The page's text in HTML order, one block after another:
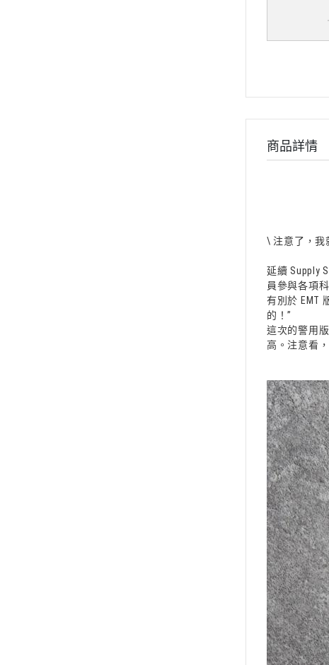
商品詳情
\ 注意了，我
延續 Supply
員參與各項
有別於 EMT
的！”
這次的警用
高。注意看